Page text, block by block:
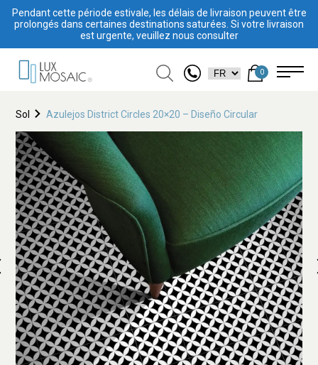
Pendant cette période estivale, les délais de livraison peuvent être
prolongés dans certaines destinations saturées. Si votre livraison
est urgente, veuillez nous consulter
0
Sol Azulejos District Circles 20×20 – Diseño Circular